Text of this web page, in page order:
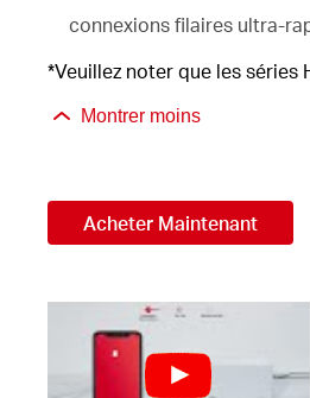
connexions filaires ultra-
*Veuillez noter que les séries
Montrer moins
Acheter Maintenant